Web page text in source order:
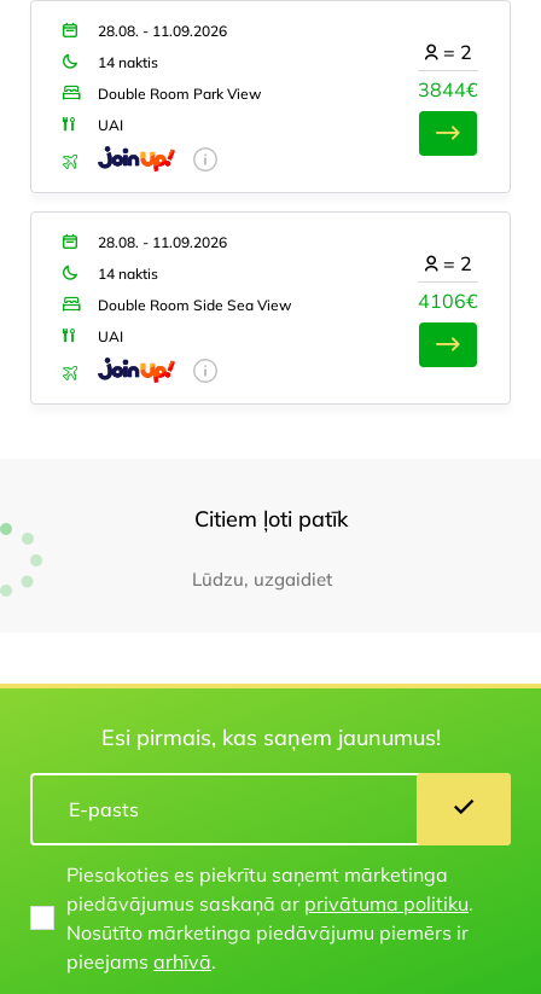
28.08. - 11.09.2026
14 naktis
Double Room Park View
UAI
3844€
= 2
28.08. - 11.09.2026
14 naktis
Double Room Side Sea View
UAI
4106€
= 2
Citiem ļoti patīk
Lūdzu, uzgaidiet
Esi pirmais, kas saņem jaunumus!
Piesakoties es piekrītu saņemt mārketinga
piedāvājumus saskaņā ar privātuma politiku.
Nosūtīto mārketinga piedāvājumu piemērs ir
pieejams arhīvā.